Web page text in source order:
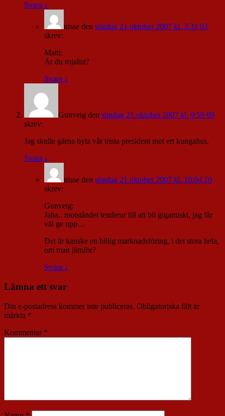
Svara ↓
nisse den söndag 21 oktober 2007 kl. 3:31 03
skrev:
Matti:
Är du rojalist?
Svara ↓
Gunveig den söndag 21 oktober 2007 kl. 9:59 09
skrev:
Jag skulle gärna byta vår trista president mot ert kungahus.
Svara ↓
nisse den söndag 21 oktober 2007 kl. 10:04 10
skrev:
Gunveig:
Jaha.. motståndet tenderar till att bli gigantiskt, jag får
väl ge upp…
Det är kanske en billig marknadsföring, i det stora hela,
om man jämför?
Svara ↓
Lämna ett svar
Din e-postadress kommer inte publiceras. Obligatoriska fält är
märkta *
Kommentar *